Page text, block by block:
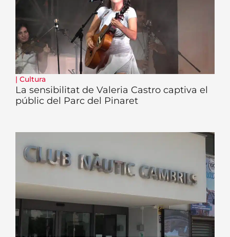
| Cultura
La sensibilitat de Valeria Castro captiva el
públic del Parc del Pinaret